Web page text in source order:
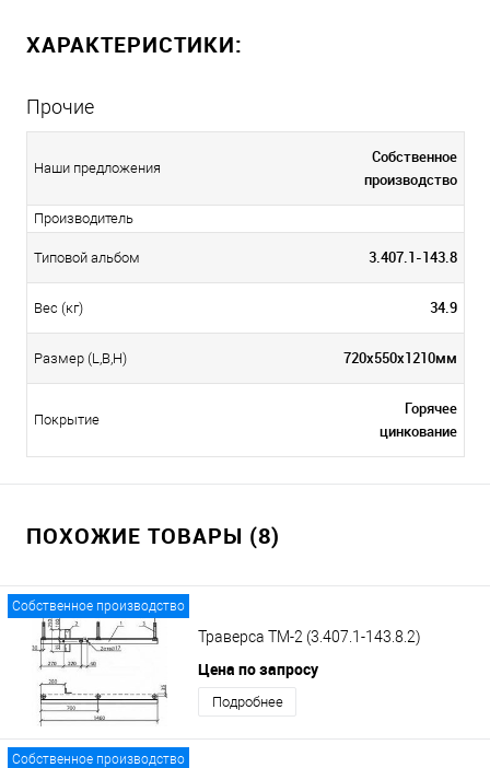
ХАРАКТЕРИСТИКИ:
Прочие
Наши предложения
Собственное
производство
Производитель
Типовой альбом 3.407.1-143.8
Вес (кг) 34.9
Размер (L,B,H) 720х550х1210мм
Покрытие
Горячее
цинкование
ПОХОЖИЕ ТОВАРЫ (8)
Собственное производство
Траверса ТМ-2 (3.407.1-143.8.2)
Цена по запросу
Подробнее
Собственное производство